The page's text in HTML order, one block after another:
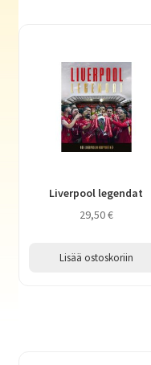
Liverpool legendat
29,50€
Lisää ostoskoriin